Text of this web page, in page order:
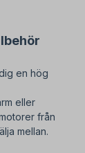
en hög
eller
från
mellan.